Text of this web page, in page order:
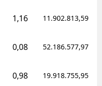
1,16 11.902.813,59
0,08 52.186.577,97
0,98 19.918.755,95